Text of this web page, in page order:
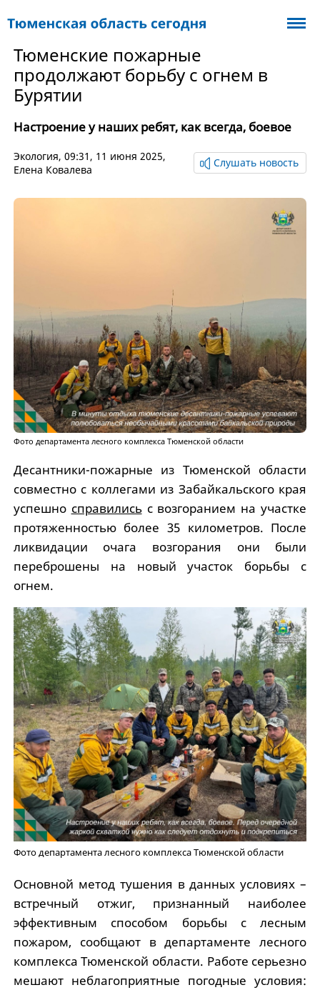
Тюменские пожарные
продолжают борьбу с огнем в
Бурятии
Настроение у наших ребят, как всегда, боевое
Экология, 09:31, 11 июня 2025,
Елена Ковалева
Слушать новость
Фото департамента лесного комплекса Тюменской области
Десантники-пожарные из Тюменской области
совместно с коллегами из Забайкальского края
успешно справилисьс возгоранием на участке
протяженностью более 35 километров. После
ликвидации очага возгорания они были
переброшены на новый участок борьбы с
огнем.
Фото департамента лесного комплекса Тюменской области
Основной метод тушения в данных условиях –
встречный отжиг, признанный наиболее
эффективным способом борьбы с лесным
пожаром, сообщают в департаменте лесного
комплекса Тюменской области. Работе серьезно
мешают неблагоприятные погодные условия: